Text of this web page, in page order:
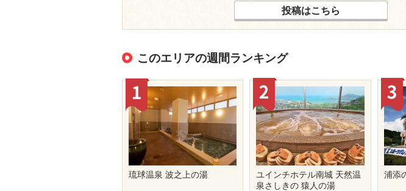
投稿はこちら
このエリアの週間ランキング
琉球温泉 波之上の湯
ユインチホテル南城 天然温
泉さしきの 猿人の湯
浦添